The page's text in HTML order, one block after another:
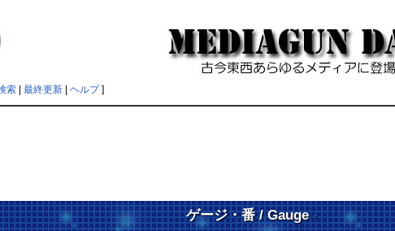
索| 最終更新| ヘルプ]
ゲージ・番 / Gauge†